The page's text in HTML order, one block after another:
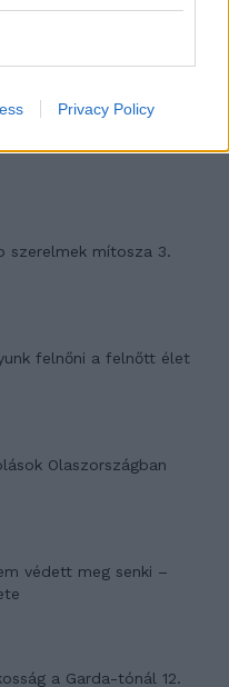
Privacy Policy
ruhái
szerelmek mítosza 3.
felnőni a felnőtt élet
Olaszországban
védett meg senki –
a Garda-tónál 12.